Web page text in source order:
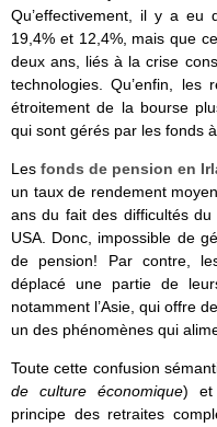
Qu’effectivement, il y a eu
19,4% et 12,4%, mais que
deux ans, liés à la crise
technologies. Qu’enfin, les
étroitement de la bourse
qui sont gérés par les fonds à
Les fonds de pension en
un taux de rendement
ans du fait des difficultés
USA. Donc, impossible de
de pension! Par contre,
déplacé une partie de
notamment l’Asie, qui offre
un des phénomènes qui
Toute cette confusion
de culture économique) et
principe des retraites